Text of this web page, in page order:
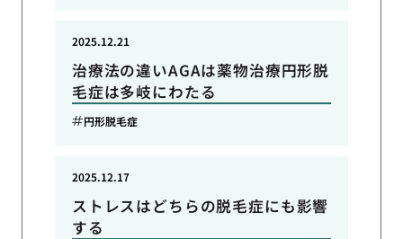
治療法の違いAGAは薬物治療円形脱
毛症は多岐にわたる
2025.12.21
円形脱毛症
ストレスはどちらの脱毛症にも影響
する
2025.12.17